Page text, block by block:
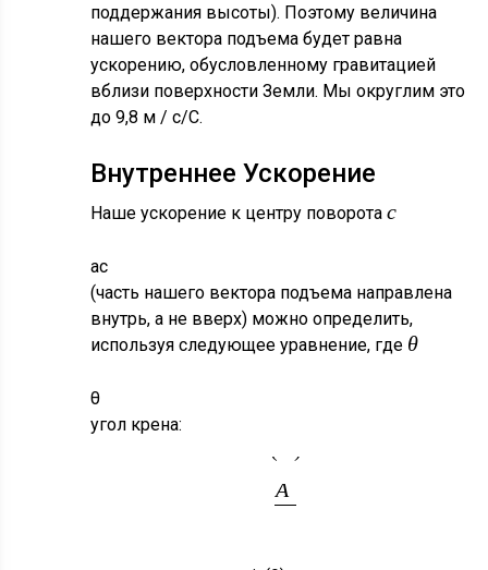
поддержания высоты). Поэтому величина
нашего вектора подъема будет равна
ускорению, обусловленному гравитацией
вблизи поверхности Земли. Мы округлим это
до 9,8 м / с/С.
Внутреннее Ускорение
Наше ускорение к центру поворотаc
ac
(часть нашего вектора подъема направлена
внутрь, а не вверх) можно определить,
используя следующее уравнение, где θ
θ
угол крена:
A